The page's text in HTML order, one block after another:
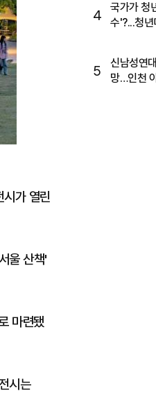
시가 열린
울 산책'
마련됐
시는
4
국가가 청
수'?...청
5
신남성연
망…인천